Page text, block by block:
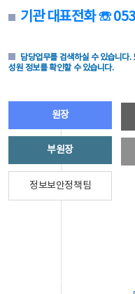
기관 대표전화 ☏
담당업무를 검색하실 수 있습니다
성원 정보를 확인할 수 있습니다.
원장
부원장
정보보안정책팀